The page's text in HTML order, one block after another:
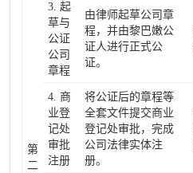
第
二
3. 起
草与
公证
公司
章程
由律师起草公司章
程，并由黎巴嫩公
证人进行正式公
证。
4. 商
业登
记处
审批
注册
将公证后的章程等
全套文件提交商业
登记处审批，完成
公司法律实体注
册。